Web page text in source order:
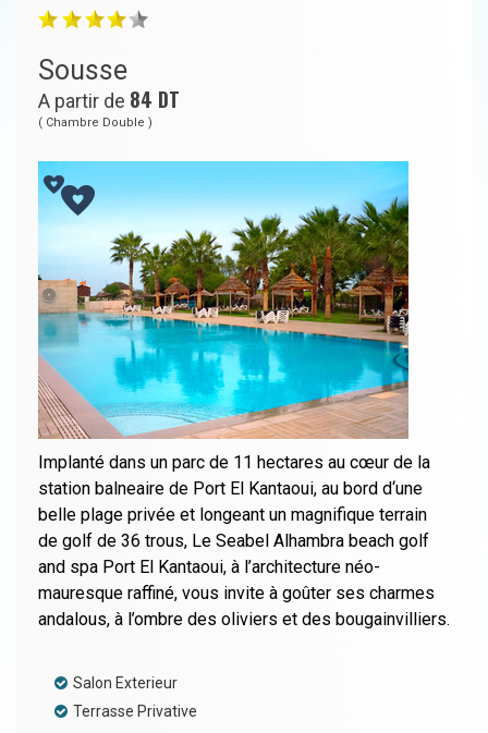
Sousse
A partir de 84 DT
( Chambre Double )
Implanté dans un parc de 11 hectares au cœur de la
station balneaire de Port El Kantaoui, au bord d‘une
belle plage privée et longeant un magnifique terrain
de golf de 36 trous, Le Seabel Alhambra beach golf
and spa Port El Kantaoui, à l’architecture néo-
mauresque raffiné, vous invite à goûter ses charmes
andalous, à l’ombre des oliviers et des bougainvilliers.
Salon Exterieur
Terrasse Privative